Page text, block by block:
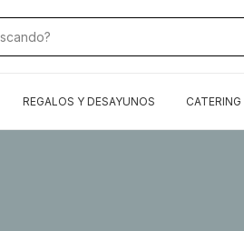
REGALOS Y DESAYUNOS CATERING